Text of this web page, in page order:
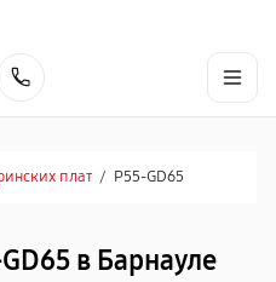
плат / P55-GD65
в Барнауле